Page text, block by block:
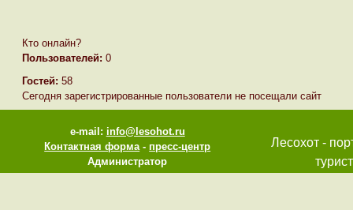
Кто онлайн?
Пользователей: 0
Гостей: 58
Сегодня зарегистрированные пользователи не посещали сайт
e-mail: info@lesohot.ru
Контактная форма-пресс-центр
Администратор
Лесохот -